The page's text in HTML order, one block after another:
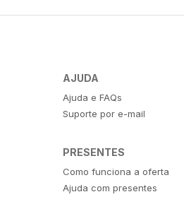
AJUDA
Ajuda e FAQs
Suporte por e-mail
PRESENTES
Como funciona a oferta
Ajuda com presentes